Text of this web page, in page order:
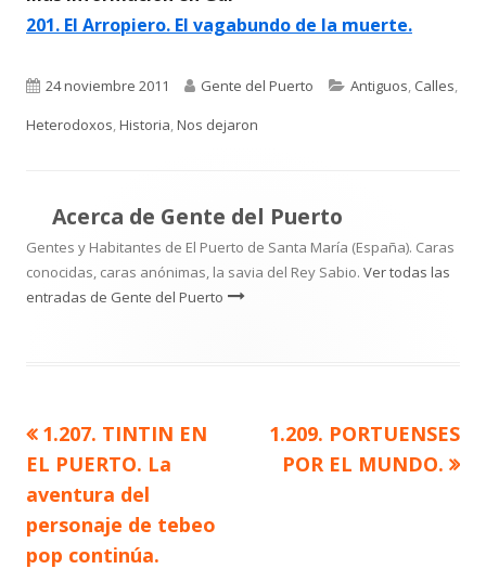
201. El Arropiero. El vagabundo de la muerte.
Publicado
el
24 noviembre 2011 Autor
Gente del Puerto Categorías
Antiguos, Calles,
Heterodoxos,Historia,Nos dejaron
Acerca de Gente del Puerto
Gentes y Habitantes de El Puerto de Santa María (España). Caras
conocidas, caras anónimas, la savia del Rey Sabio. Ver todas las
entradas de Gente del Puerto
Navegación
de
entradas
Artículo
anterior
1.207. TINTIN EN
EL PUERTO. La
aventura del
personaje de tebeo
pop continúa.
Artículo
siguiente
1.209. PORTUENSES
POR EL MUNDO.